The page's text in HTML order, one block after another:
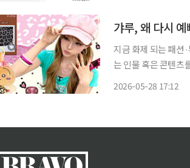
갸루, 왜 다시
지금 화제 되는 패션
는 인물 혹은 콘텐
2026-05-28 17:12